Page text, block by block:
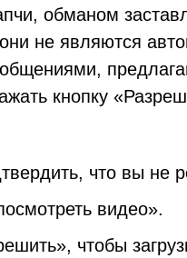
обманом
не являются
кнопку
что вы не
видео».
чтобы